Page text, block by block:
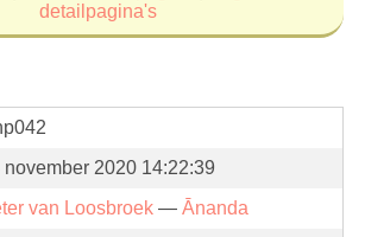
detailpagina's
november 2020 14:22:39
van Loosbroek— Ānanda